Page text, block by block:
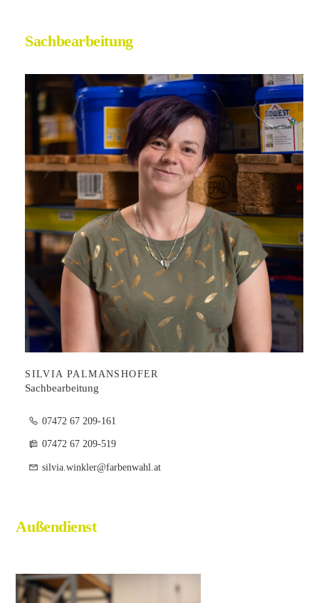
Sachbearbeitung
SILVIA PALMANSHOFER
Sachbearbeitung
07472 67 209-161
07472 67 209-519
silvia.winkler@farbenwahl.at
Außendienst